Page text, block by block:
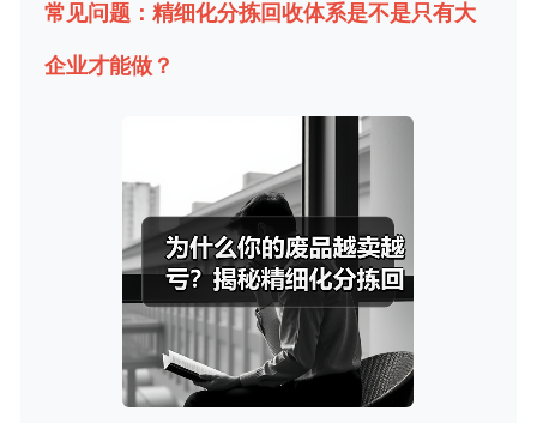
常见问题：精细化分拣回收体系是不是只有大
企业才能做？